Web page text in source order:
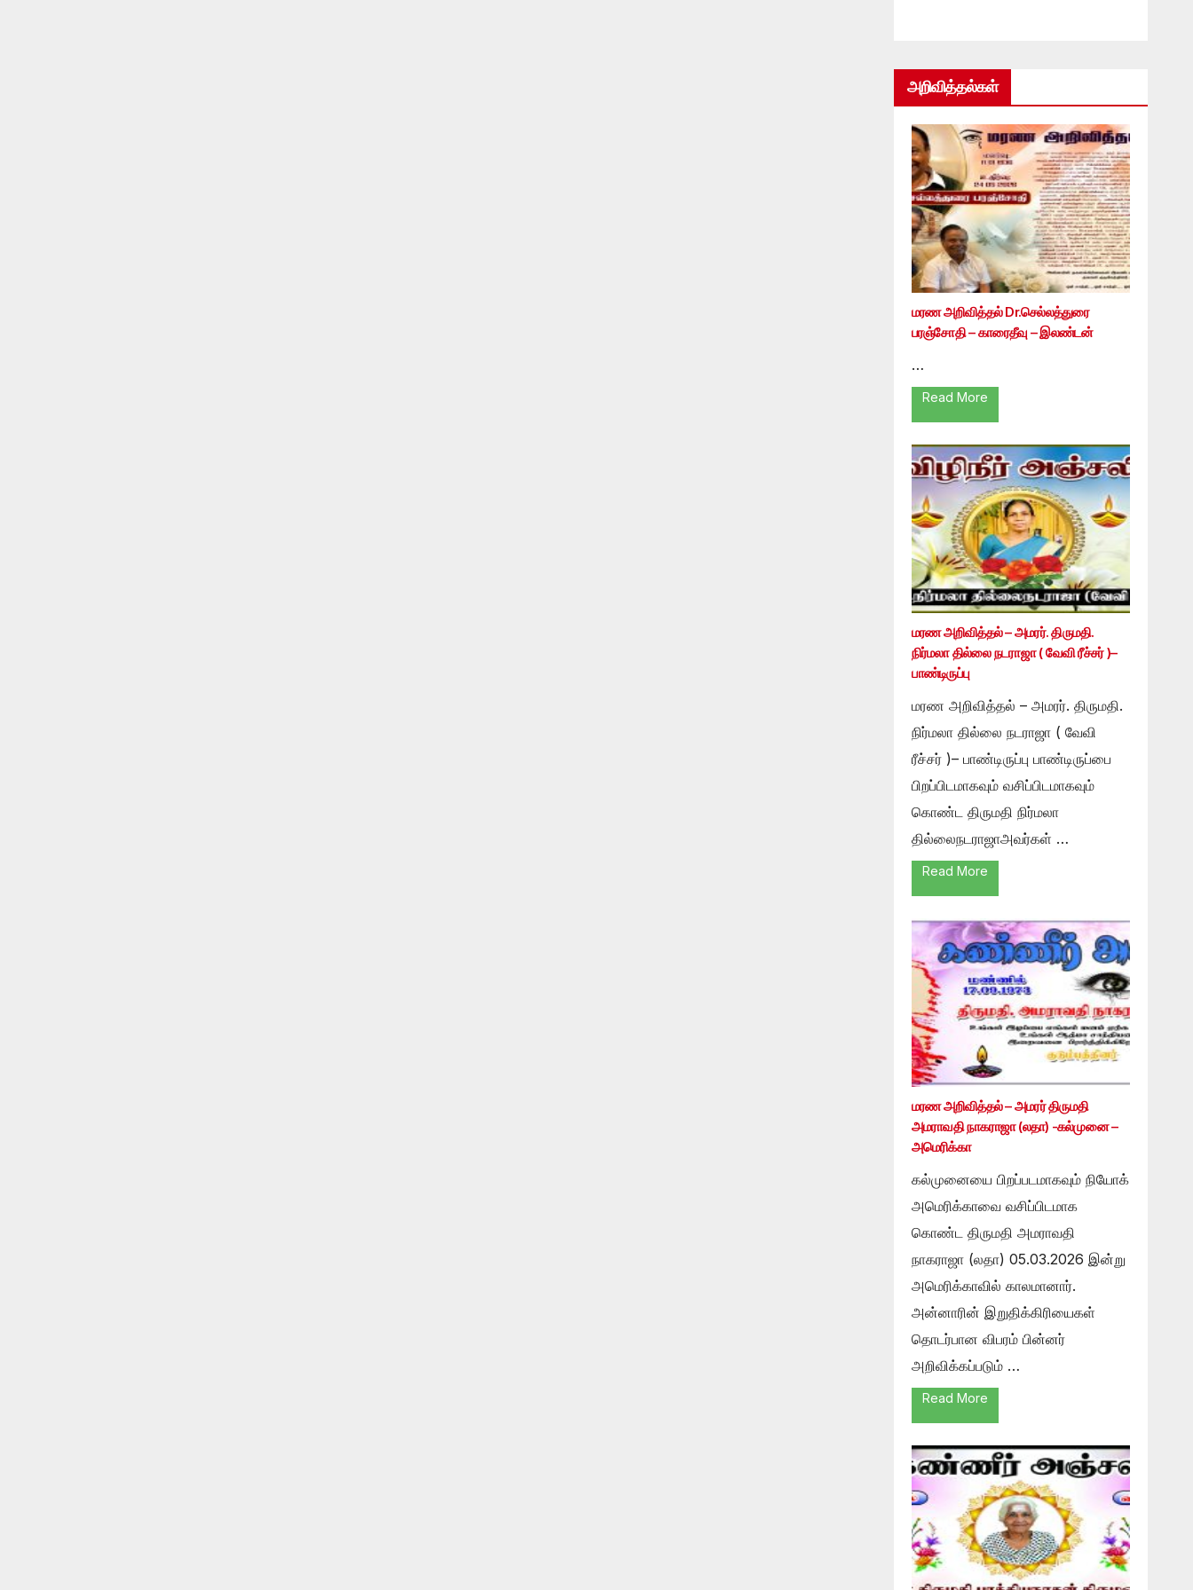
அறிவித்தல்கள்
மரண அறிவித்தல் Dr.செல்லத்துரை
பரஞ்சோதி – காரைதீவு – இலண்டன்
…
Read More
மரண அறிவித்தல் – அமரர். திருமதி.
நிர்மலா தில்லை நடராஜா ( வேவி ரீச்சர் )–
பாண்டிருப்பு
மரண அறிவித்தல் – அமரர். திருமதி.
நிர்மலா தில்லை நடராஜா ( வேவி
ரீச்சர் )– பாண்டிருப்பு பாண்டிருப்பை
பிறப்பிடமாகவும் வசிப்பிடமாகவும்
கொண்ட திருமதி நிர்மலா
தில்லைநடராஜாஅவர்கள் …
Read More
மரண அறிவித்தல் – அமரர் திருமதி
அமராவதி நாகராஜா (லதா) -கல்முனை –
அமெரிக்கா
கல்முனையை பிறப்படமாகவும் நியோக்
அமெரிக்காவை வசிப்பிடமாக
கொண்ட திருமதி அமராவதி
நாகராஜா (லதா) 05.03.2026 இன்று
அமெரிக்காவில் காலமானார்.
அன்னாரின் இறுதிக்கிரியைகள்
தொடர்பான விபரம் பின்னர்
அறிவிக்கப்படும் …
Read More